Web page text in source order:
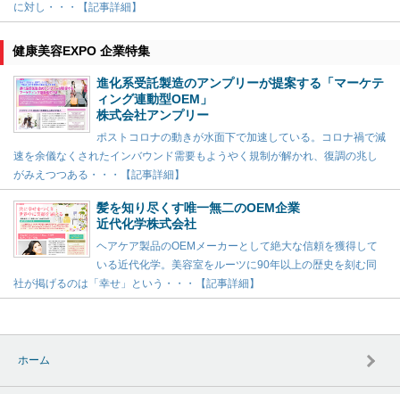
に対し・・・【記事詳細】
健康美容EXPO 企業特集
進化系受託製造のアンプリーが提案する「マーケテ
ィング連動型OEM」
株式会社アンプリー
ポストコロナの動きが水面下で加速している。コロナ禍で減
速を余儀なくされたインバウンド需要もようやく規制が解かれ、復調の兆し
がみえつつある・・・【記事詳細】
髪を知り尽くす唯一無二のOEM企業
近代化学株式会社
ヘアケア製品のOEMメーカーとして絶大な信頼を獲得して
いる近代化学。美容室をルーツに90年以上の歴史を刻む同
社が掲げるのは「幸せ」という・・・【記事詳細】
ホーム